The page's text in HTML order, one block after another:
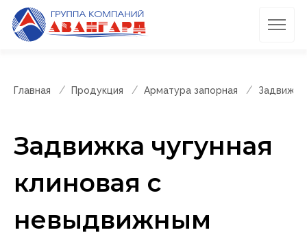
Главная Продукция Арматура запорная
Задвижка чугунная
клиновая с
невыдвижным